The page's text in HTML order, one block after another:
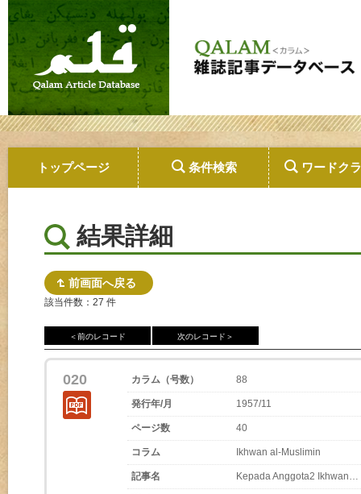
トップページ 条件検索 ワードク
結果詳細
前画面へ戻る
該当件数：27 件
＜前のレコード 次のレコード＞
020 カラム（号数） 88
発行年/月 1957/11
ページ数 40
コラム Ikhwan al-Muslimin
記事名 Kepada Anggota2 Ikhwan…